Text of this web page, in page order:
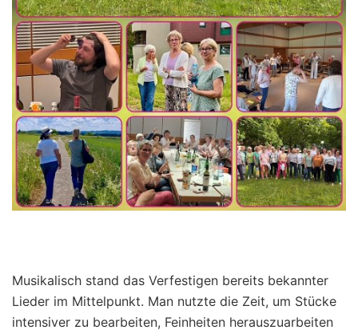
Musikalisch stand das Verfestigen bereits bekannter
Lieder im Mittelpunkt. Man nutzte die Zeit, um Stücke
intensiver zu bearbeiten, Feinheiten herauszuarbeiten